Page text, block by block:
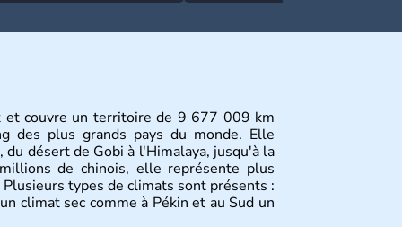
et couvre un territoire de 9 677 009 km
des plus grands pays du monde. Elle
désert de Gobi à l'Himalaya, jusqu'à la
de chinois, elle représente plus
types de climats sont présents :
climat sec comme à Pékin et au Sud un